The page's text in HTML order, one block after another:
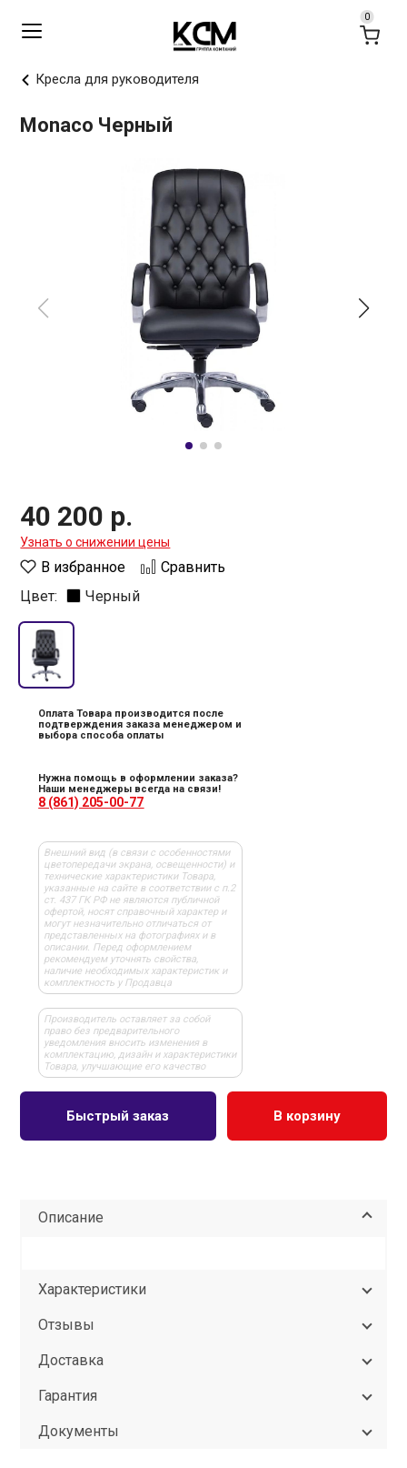
Кресла для руководителя
Monaco Черный
40 200 р.
Узнать о снижении цены
В избранное
Сравнить
Цвет:
Черный
Оплата Товара производится после
подтверждения заказа менеджером и
выбора способа оплаты
Нужна помощь в оформлении заказа?
Наши менеджеры всегда на связи!
8 (861) 205-00-77
Внешний вид (в связи с особенностями
цветопередачи экрана, освещенности) и
технические характеристики Товара,
указанные на сайте в соответствии с п.2
ст. 437 ГК РФ не являются публичной
офертой, носят справочный характер и
могут незначительно отличаться от
представленных на фотографиях и в
описании. Перед оформлением
рекомендуем уточнять свойства,
наличие необходимых характеристик и
комплектность у Продавца
Производитель оставляет за собой
право без предварительного
уведомления вносить изменения в
комплектацию, дизайн и характеристики
Товара, улучшающие его качество
В корзину
Быстрый заказ
Описание
Характеристики
Отзывы
Доставка
Гарантия
Документы